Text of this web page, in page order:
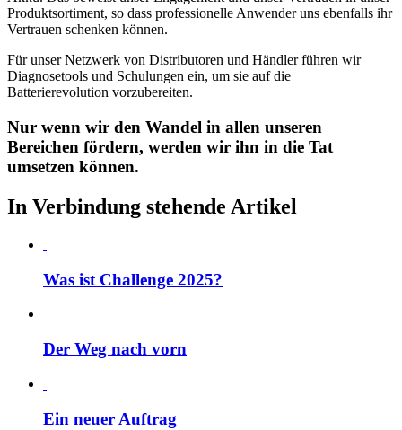
Produktsortiment, so dass professionelle Anwender uns ebenfalls ihr
Vertrauen schenken können.
Für unser Netzwerk von Distributoren und Händler führen wir
Diagnosetools und Schulungen ein, um sie auf die
Batterierevolution vorzubereiten.
Nur wenn wir den Wandel in allen unseren
Bereichen fördern, werden wir ihn in die Tat
umsetzen können.
In Verbindung stehende Artikel
Was ist Challenge 2025?
Der Weg nach vorn
Ein neuer Auftrag